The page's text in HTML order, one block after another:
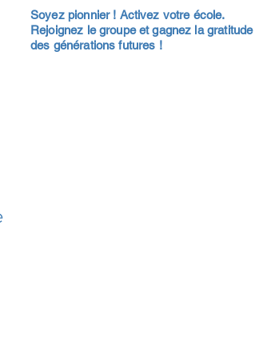
Soyez pionnier ! Activez votre école.
Rejoignez le groupe et gagnez la gratitude
des générations futures !